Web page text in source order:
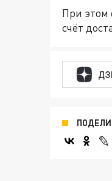
При этом
счёт